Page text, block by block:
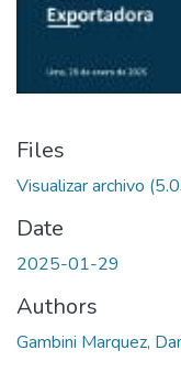
Files
Visualizar archivo
Date
2025-01-29
Authors
Gambini Marquez,